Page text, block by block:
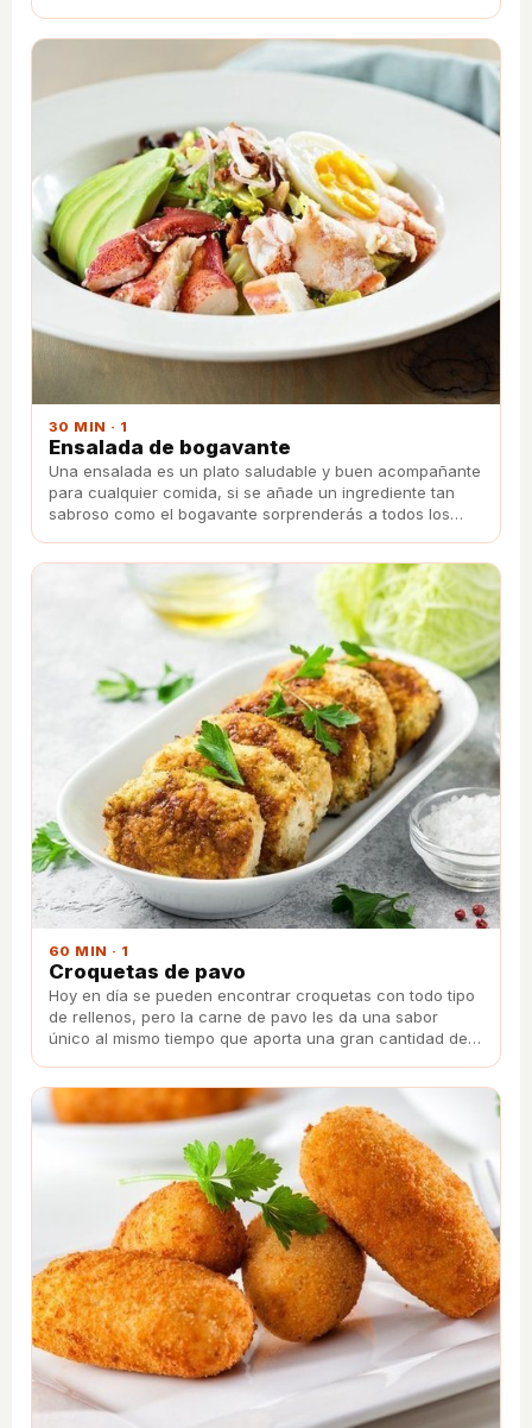
30 MIN · 1
Ensalada de bogavante
Una ensalada es un plato saludable y buen acompañante
para cualquier comida, si se añade un ingrediente tan
sabroso como el bogavante sorprenderás a todos los
60 MIN · 1
Croquetas de pavo
Hoy en día se pueden encontrar croquetas con todo tipo
de rellenos, pero la carne de pavo les da una sabor
único al mismo tiempo que aporta una gran cantidad de